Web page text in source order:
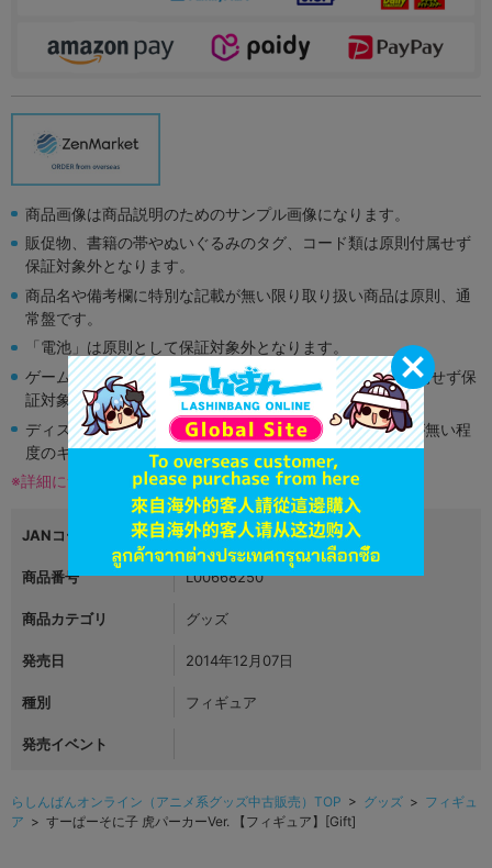
商品画像は商品説明のためのサンプル画像になります。
販促物、書籍の帯やぬいぐるみのタグ、コード類は原則付属せず
保証対象外となります。
商品名や備考欄に特別な記載が無い限り取り扱い商品は原則、通
常盤です。
「電池」は原則として保証対象外となります。
ゲーム機本体には、SDカードなどのメモリーカードは付属せず保
証対象外となります。
ディスク類の読み取り面のキズに関しまして再生に支障が無い程
度のキズがある場合がございます。
※詳細につきましてはコチラ
JANコード 4582465683784
商品番号 L00668250
商品カテゴリ グッズ
発売日 2014年12月07日
種別 フィギュア
発売イベント
らしんばんオンライン（アニメ系グッズ中古販売）TOP > グッズ > フィギュ
ア > すーぱーそに子 虎パーカーVer. 【フィギュア】[Gift]